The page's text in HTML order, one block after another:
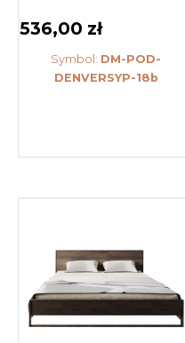
536,00 zł
Symbol: DM-POD-
DENVERSYP-18b